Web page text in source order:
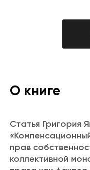
О книге
Статья Григория
прав
коллективной